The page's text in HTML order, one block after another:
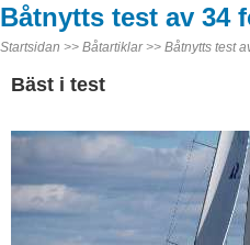
Båtnytts test av 34
Startsidan >> Båtartiklar >> Båtnytts test
Bäst i test